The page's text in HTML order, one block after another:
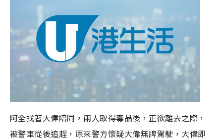
阿全找著大偉陪同，兩人取得毒品後，正欲離去之際，
被警車從後追趕，原來警方懷疑大偉無牌駕駛，大偉即